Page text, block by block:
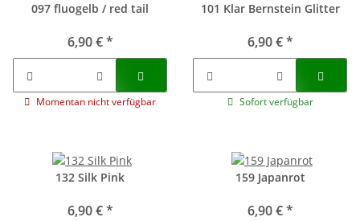
097 fluogelb / red tail
6,90 €*
Momentan nicht verfügbar
101 Klar Bernstein Glitter
6,90 €*
Sofort verfügbar
132 Silk Pink
6,90 €*
159 Japanrot
6,90 €*